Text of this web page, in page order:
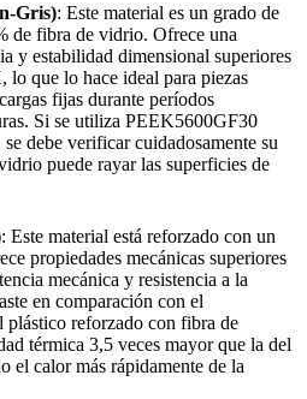
Gris): Este material es un grado de
de fibra de vidrio. Ofrece una
y estabilidad dimensional superiores
que lo hace ideal para piezas
fijas durante períodos
Si se utiliza PEEK5600GF30
debe verificar cuidadosamente su
puede rayar las superficies de
: Este material está reforzado con un
propiedades mecánicas superiores
mecánica y resistencia a la
en comparación con el
reforzado con fibra de
térmica 3,5 veces mayor que la del
el calor más rápidamente de la